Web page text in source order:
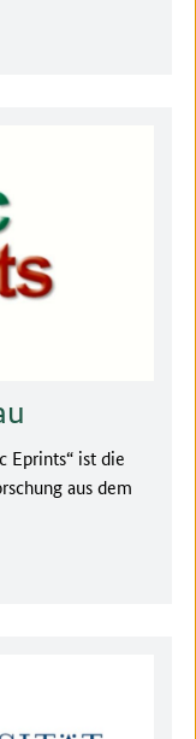
Eprints“ ist die
aus dem